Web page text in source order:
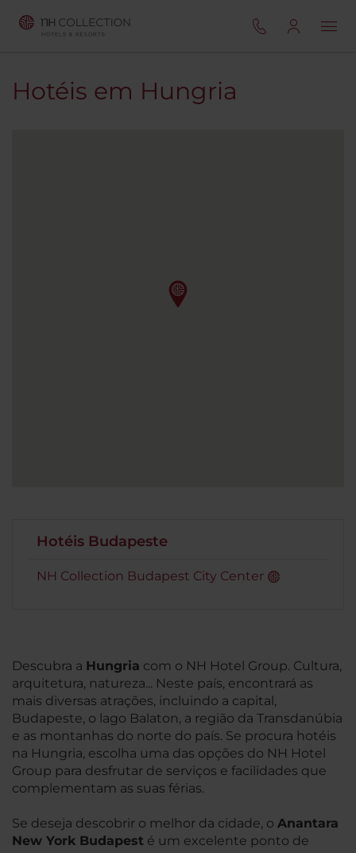
Hotéis em Hungria
Hotéis Budapeste
NH Collection Budapest City Center
Descubra a Hungria com o NH Hotel Group. Cultura,
arquitetura, natureza... Neste país, encontrará as
mais diversas atrações, incluindo a capital,
Budapeste, o lago Balaton, a região da Transdanúbia
e as montanhas do norte do país. Se procura hotéis
na Hungria, escolha uma das opções do NH Hotel
Group para desfrutar de serviços e facilidades que
complementam as suas férias.
Se deseja descobrir o melhor da cidade, o Anantara
New York Budapest é um excelente ponto de